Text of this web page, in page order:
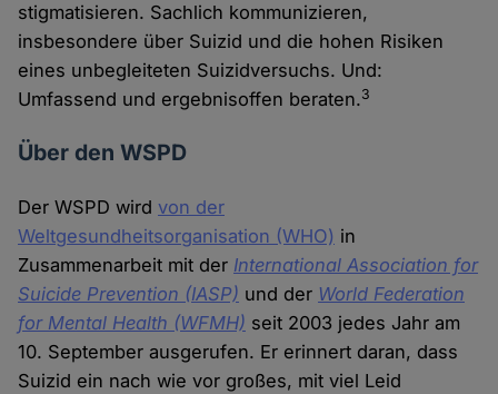
stigmatisieren. Sachlich kommunizieren,
insbesondere über Suizid und die hohen Risiken
eines unbegleiteten Suizidversuchs. Und:
Umfassend und ergebnisoffen beraten.3
Über den WSPD
Der WSPD wirdvon der
Weltgesundheitsorganisation (WHO) in
Zusammenarbeit mit der International Association for
Suicide Prevention (IASP) und der World Federation
for Mental Health (WFMH) seit 2003 jedes Jahr am
10. September ausgerufen. Er erinnert daran, dass
Suizid ein nach wie vor großes, mit viel Leid